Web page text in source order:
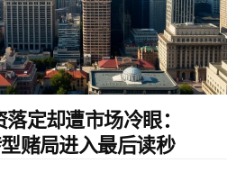
定却遭市场冷眼：
赌局进入最后读秒